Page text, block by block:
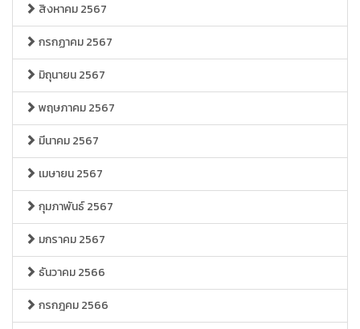
สิงหาคม 2567
กรกฏาคม 2567
มิถุนายน 2567
พฤษภาคม 2567
มีนาคม 2567
เมษายน 2567
กุมภาพันธ์ 2567
มกราคม 2567
ธันวาคม 2566
กรกฎคม 2566